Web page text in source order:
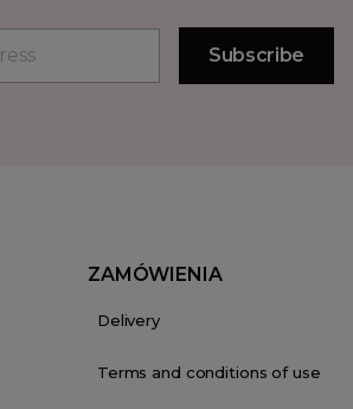
ZAMÓWIENIA
Delivery
Terms and conditions of use